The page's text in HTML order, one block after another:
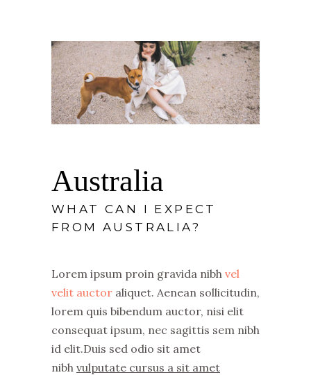
Australia
WHAT CAN I EXPECT
FROM AUSTRALIA?
Lorem ipsum proin gravida nibh vel
velit auctor aliquet. Aenean sollicitudin,
lorem quis bibendum auctor, nisi elit
consequat ipsum, nec sagittis sem nibh
id elit.Duis sed odio sit amet
nibh vulputate cursus a sit amet